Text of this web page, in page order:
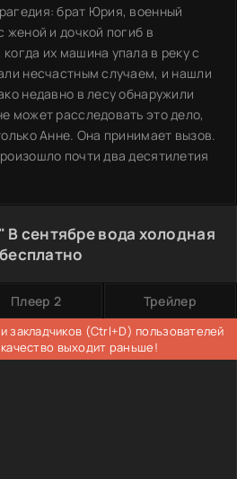
брат Юрия, военный
женой и дочкой погиб в
их машина упала в реку с
несчастным случаем, и нашли
недавно в лесу обнаружили
может расследовать это дело,
Анне. Она принимает вызов.
почти два десятилетия
сентябре вода холодная
Плеер 2 Трейлер
закладчиков (Ctrl+D) пользователей
выходит раньше!